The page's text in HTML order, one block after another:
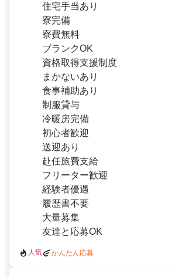
住宅手当あり
寮完備
寮費無料
ブランクOK
資格取得支援制度
まかないあり
食事補助あり
制服貸与
冷暖房完備
初心者歓迎
送迎あり
赴任旅費支給
フリーター歓迎
経験者優遇
履歴書不要
大量募集
友達と応募OK
人気 かんたん応募